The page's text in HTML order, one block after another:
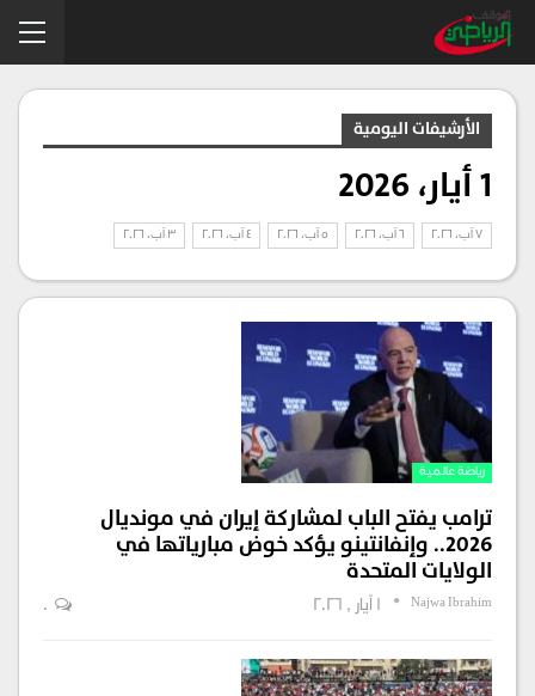
الأرشيفات اليومية
رياضة عالمية
ترامب يفتح الباب لمشاركة إيران في مونديال
2026.. وإنفانتينو يؤكد خوض مبارياتها في
الولايات المتحدة
Najwa Ibrahim
0